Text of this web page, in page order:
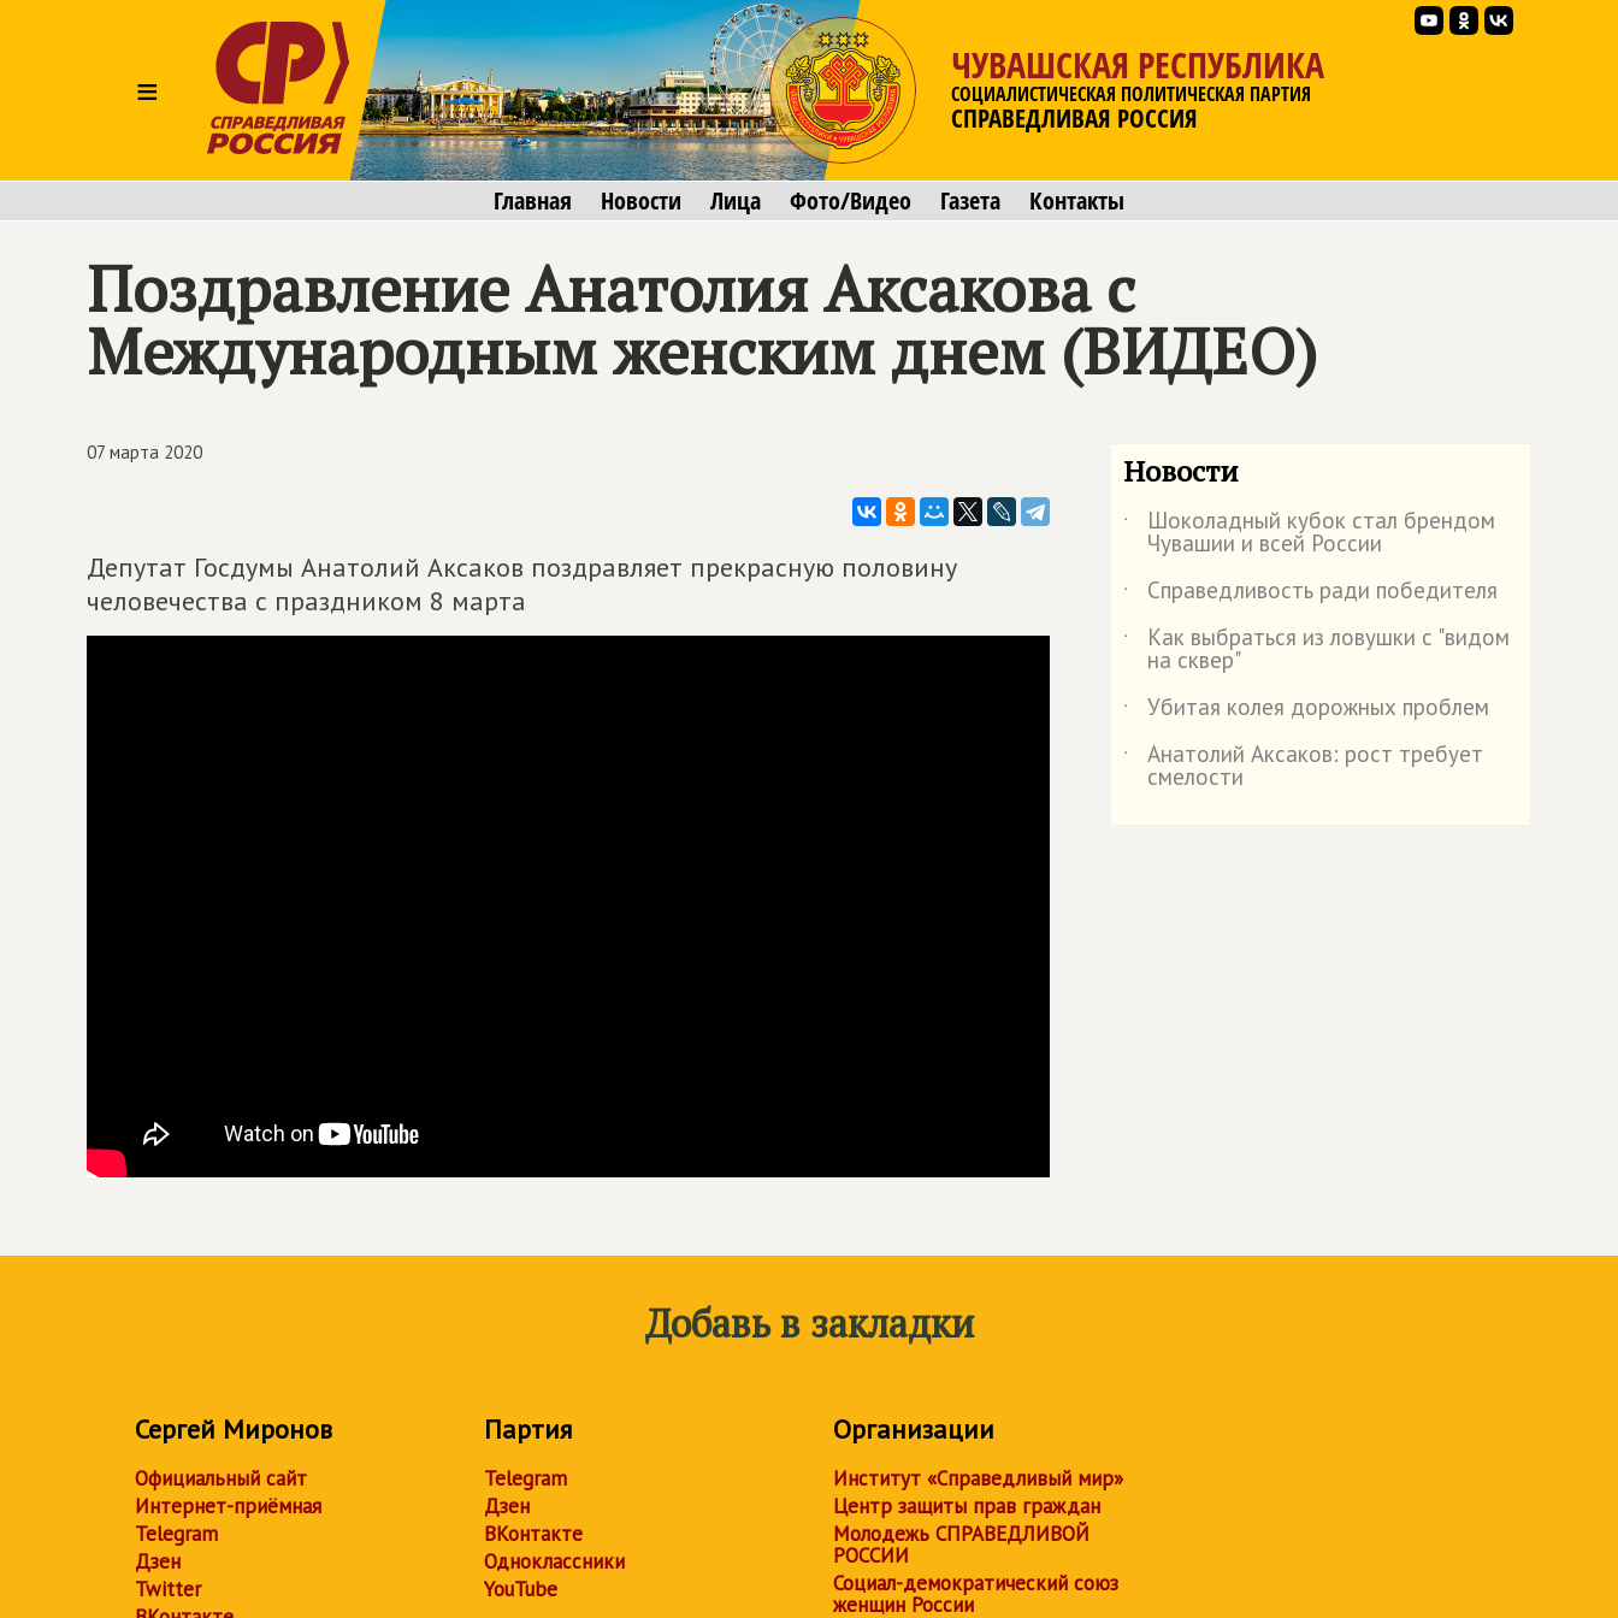
≡
ЧУВАШСКАЯ РЕСПУБЛИКА
СОЦИАЛИСТИЧЕСКАЯ ПОЛИТИЧЕСКАЯ ПАРТИЯ
СПРАВЕДЛИВАЯ РОССИЯ
Главная Новости Лица Фото/Видео Газета Контакты
Поздравление Анатолия Аксакова с
Международным женским днем (ВИДЕО)
07 марта 2020
Депутат Госдумы Анатолий Аксаков поздравляет прекрасную половину
человечества с праздником 8 марта
Новости
˙ Шоколадный кубок стал брендом
Чувашии и всей России
˙
Справедливость ради победителя
˙
Как выбраться из ловушки с "видом
на сквер"
˙
Убитая колея дорожных проблем
˙
Анатолий Аксаков: рост требует
смелости
Добавь в закладки
Сергей Миронов
Официальный сайт
Интернет-приёмная
Telegram
Дзен
Twitter
Партия
Telegram
Дзен
ВКонтакте
Одноклассники
YouTube
Организации
Институт «Справедливый мир»
Центр защиты прав граждан
Молодежь СПРАВЕДЛИВОЙ
РОССИИ
Социал-демократический союз
женщин России